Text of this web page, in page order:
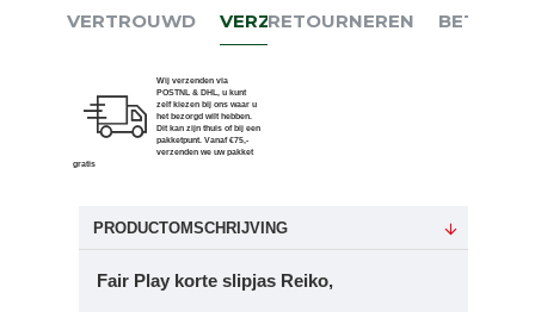
VERTROUWD VERZENDEN
Wij verzenden via
POSTNL & DHL, u kunt
zelf kiezen bij ons waar u
het bezorgd wilt hebben.
Dit kan zijn thuis of bij een
pakketpunt. Vanaf €75,-
verzenden we uw pakket
gratis
RETOURNEREN BETALEN
PRODUCTOMSCHRIJVING
Fair Play korte slipjas Reiko,